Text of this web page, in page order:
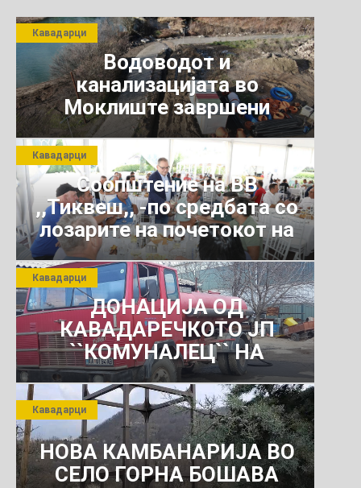
Водоводот и
канализацијата во
Моклиште завршени
Кавадарци
Соопштение на ВВ
,,Тиквеш,, -по средбата со
лозарите на почетокот на
јули 2026 г.
Кавадарци
ДОНАЦИЈА ОД
КАВАДАРЕЧКОТО ЈП
``КОМУНАЛЕЦ`` НА
РОСОМАНСКОТО ЈАВНО
ПРЕТПРИЈАТИЕ ЗА
КОМУНАЛНО УСЛУГИ
Кавадарци
НОВА КАМБАНАРИЈА ВО
СЕЛО ГОРНА БОШАВА
Кавадарци